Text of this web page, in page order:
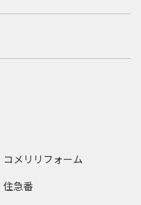
コメリリフォーム
住急番